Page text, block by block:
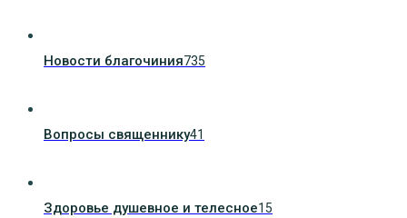
Новости благочиния735
Вопросы священнику41
Здоровье душевное и телесное15